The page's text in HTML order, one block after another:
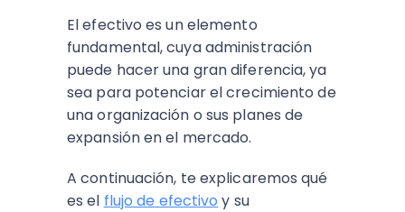
El efectivo es un elemento
fundamental, cuya administración
puede hacer una gran diferencia, ya
sea para potenciar el crecimiento de
una organización o sus planes de
expansión en el mercado.
A continuación, te explicaremos qué
es el flujo de efectivo y su